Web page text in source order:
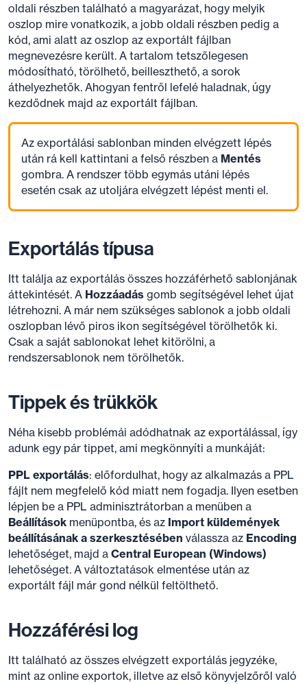
oldali részben található a magyarázat, hogy melyik
oszlop mire vonatkozik, a jobb oldali részben pedig a
kód, ami alatt az oszlop az exportált fájlban
megnevezésre került. A tartalom tetszőlegesen
módosítható, törölhető, beilleszthető, a sorok
áthelyezhetők. Ahogyan fentről lefelé haladnak, úgy
kezdődnek majd az exportált fájlban.
Az exportálási sablonban minden elvégzett lépés
után rá kell kattintani a felső részben a Mentés
gombra. A rendszer több egymás utáni lépés
esetén csak az utoljára elvégzett lépést menti el.
Exportálás típusa
Itt találja az exportálás összes hozzáférhető sablonjának
áttekintését. A Hozzáadás gomb segítségével lehet újat
létrehozni. A már nem szükséges sablonok a jobb oldali
oszlopban lévő piros ikon segítségével törölhetők ki.
Csak a saját sablonokat lehet kitörölni, a
rendszersablonok nem törölhetők.
Tippek és trükkök
Néha kisebb problémái adódhatnak az exportálással, így
adunk egy pár tippet, ami megkönnyíti a munkáját:
PPL exportálás: előfordulhat, hogy az alkalmazás a PPL
fájlt nem megfelelő kód miatt nem fogadja. Ilyen esetben
lépjen be a PPL adminisztrátorban a menüben a
Beállítások menüpontba, és az Import küldemények
beállításának a szerkesztésében válassza az Encoding
lehetőséget, majd a Central European (Windows)
lehetőséget. A változtatások elmentése után az
exportált fájl már gond nélkül feltölthető.
Hozzáférési log
Itt található az összes elvégzett exportálás jegyzéke,
mint az online exportok, illetve az első könyvjelzőről való